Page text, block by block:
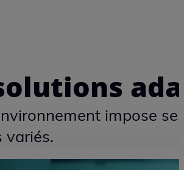
+
ACCOMPAGNÉS